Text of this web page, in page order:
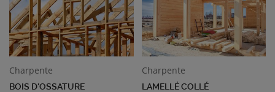
Charpente
BOIS D'OSSATURE
Charpente
LAMELLÉ COLLÉ